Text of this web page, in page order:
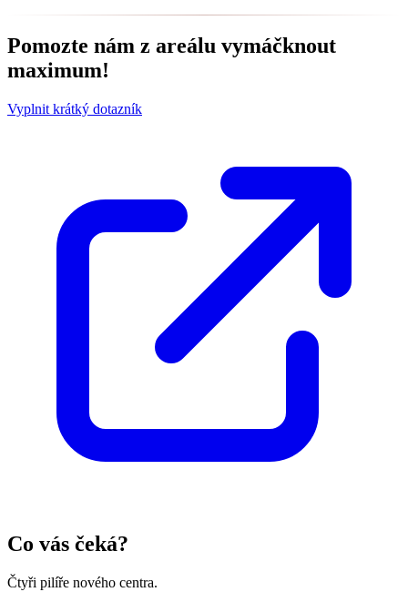
Pomozte nám z areálu vymáčknout
maximum!
Vyplnit krátký dotazník
Co vás čeká?
Čtyři pilíře nového centra.